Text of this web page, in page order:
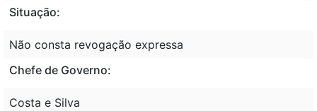
Situação:
Não consta revogação expressa
Chefe de Governo:
Costa e Silva